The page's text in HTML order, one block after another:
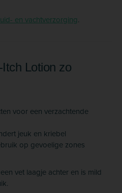
en vachtverzorging.
Lotion zo
voor een verzachtende
jeuk en kriebel
op gevoelige zones
vet laagje achter en is mild